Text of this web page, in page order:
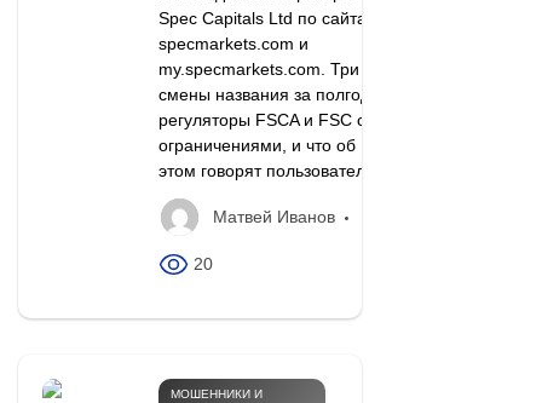
Spec Capitals Ltd по сайтам
specmarkets.com и
my.specmarkets.com. Три
смены названия за полгода,
регуляторы FSCA и FSC с
ограничениями, и что об
этом говорят пользователи.
Матвей Иванов
20
МОШЕННИКИ И